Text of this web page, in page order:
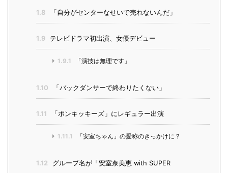
1.8 「自分がセンターなせいで売れないんだ」
1.9 テレビドラマ初出演、女優デビュー
1.9.1 「演技は無理です」
1.10 「バックダンサーで終わりたくない」
1.11 「ポンキッキーズ」にレギュラー出演
1.11.1 「安室ちゃん」の愛称のきっかけに？
1.12
グループ名が「安室奈美恵 with SUPER